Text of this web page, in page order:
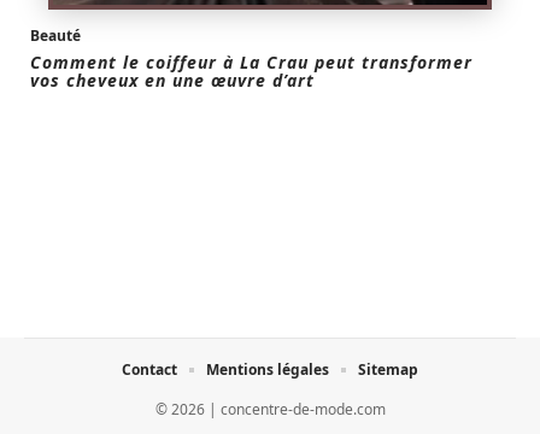
Beauté
Comment le coiffeur à La Crau peut transformer
vos cheveux en une œuvre d’art
© 2026 | concentre-de-mode.com
Contact Mentions légales Sitemap